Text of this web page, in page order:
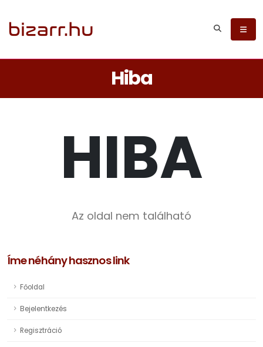
Hiba
HIBA
Az oldal nem található
Íme néhány hasznos link
Főoldal
Bejelentkezés
Regisztráció